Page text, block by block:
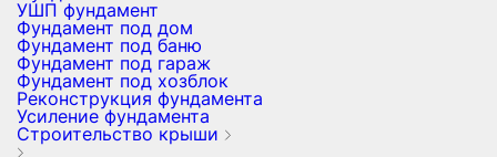
УШП фундамент
Фундамент под дом
Фундамент под баню
Фундамент под гараж
Фундамент под хозблок
Реконструкция фундамента
Усиление фундамента
Строительство крыши